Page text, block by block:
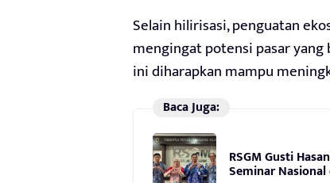
Selain hilirisasi, penguatan
mengingat potensi pasar yang
ini diharapkan mampu
Baca Juga:
RSGM Gusti
Seminar